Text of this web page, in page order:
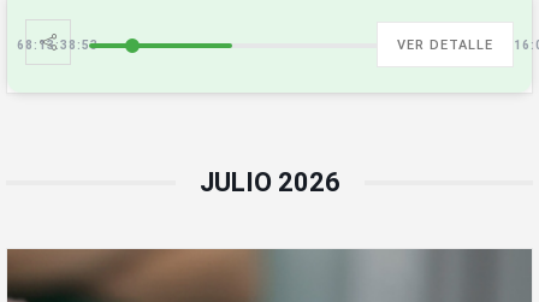
68:13:38:54 VER DETALLE
JULIO 2026